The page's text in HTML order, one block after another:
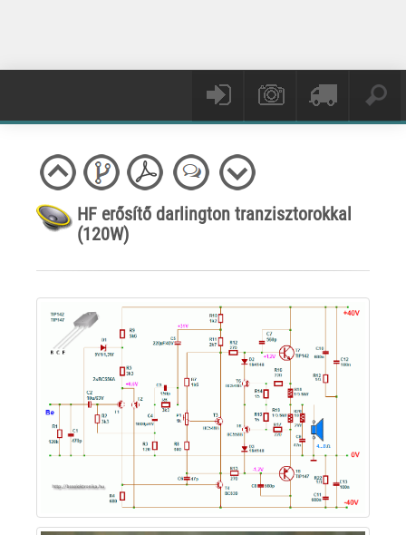
HF erősítő darlington tranzisztorokkal
(120W)